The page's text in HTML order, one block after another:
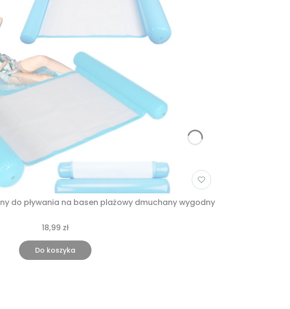
do pływania na basen plażowy dmuchany wygodny
18,99 zł
Do koszyka